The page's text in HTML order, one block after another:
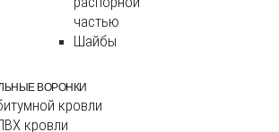
частью
Шайбы
ВОРОНКИ
кровли
кровли